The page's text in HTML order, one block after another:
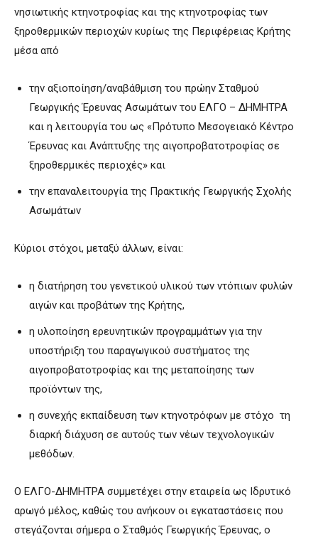
νησιωτικής κτηνοτροφίας και της κτηνοτροφίας των
ξηροθερμικών περιοχών κυρίως της Περιφέρειας Κρήτης
μέσα από
την αξιοποίηση/αναβάθμιση του πρώην Σταθμού
Γεωργικής Έρευνας Ασωμάτων του ΕΛΓΟ – ΔΗΜΗΤΡΑ
και η λειτουργία του ως «Πρότυπο Μεσογειακό Κέντρο
Έρευνας και Ανάπτυξης της αιγοπροβατοτροφίας σε
ξηροθερμικές περιοχές» και
την επαναλειτουργία της Πρακτικής Γεωργικής Σχολής
Ασωμάτων
Κύριοι στόχοι, μεταξύ άλλων, είναι:
η διατήρηση του γενετικού υλικού των ντόπιων φυλών
αιγών και προβάτων της Κρήτης,
η υλοποίηση ερευνητικών προγραμμάτων για την
υποστήριξη του παραγωγικού συστήματος της
αιγοπροβατοτροφίας και της μεταποίησης των
προϊόντων της,
η συνεχής εκπαίδευση των κτηνοτρόφων με στόχο τη
διαρκή διάχυση σε αυτούς των νέων τεχνολογικών
μεθόδων.
Ο ΕΛΓΟ-ΔΗΜΗΤΡΑ συμμετέχει στην εταιρεία ως Ιδρυτικό
αρωγό μέλος, καθώς του ανήκουν οι εγκαταστάσεις που
στεγάζονται σήμερα ο Σταθμός Γεωργικής Έρευνας, ο